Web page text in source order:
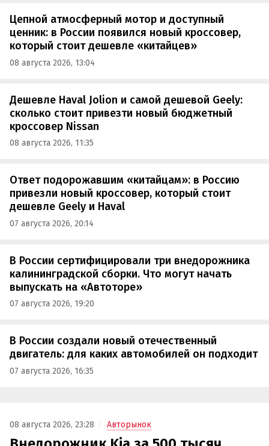
Цепной атмосферный мотор и доступный
ценник: в России появился новый кроссовер,
который стоит дешевле «китайцев»
08 августа 2026, 13:04
Дешевле Haval Jolion и самой дешевой Geely:
сколько стоит привезти новый бюджетный
кроссовер Nissan
08 августа 2026, 11:35
Ответ подорожавшим «китайцам»: в Россию
привезли новый кроссовер, который стоит
дешевле Geely и Haval
07 августа 2026, 20:14
В России сертифицировали три внедорожника
калининградской сборки. Что могут начать
выпускать на «Автоторе»
07 августа 2026, 19:20
В России создали новый отечественный
двигатель: для каких автомобилей он подходит
07 августа 2026, 16:35
08 августа 2026, 23:28 Авторынок